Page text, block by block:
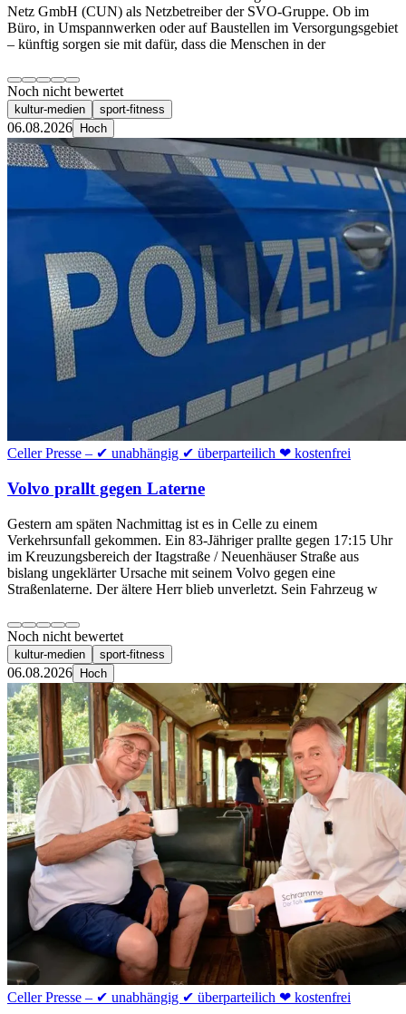
Netz GmbH (CUN) als Netzbetreiber der SVO-Gruppe. Ob im
Büro, in Umspannwerken oder auf Baustellen im Versorgungsgebiet
– künftig sorgen sie mit dafür, dass die Menschen in der
Noch nicht bewertet
kultur-medien sport-fitness
06.08.2026 Hoch
Celler Presse – ✔ unabhängig ✔ überparteilich ❤ kostenfrei
Volvo prallt gegen Laterne
Gestern am späten Nachmittag ist es in Celle zu einem
Verkehrsunfall gekommen. Ein 83-Jähriger prallte gegen 17:15 Uhr
im Kreuzungsbereich der Itagstraße / Neuenhäuser Straße aus
bislang ungeklärter Ursache mit seinem Volvo gegen eine
Straßenlaterne. Der ältere Herr blieb unverletzt. Sein Fahrzeug w
Noch nicht bewertet
kultur-medien sport-fitness
06.08.2026 Hoch
Celler Presse – ✔ unabhängig ✔ überparteilich ❤ kostenfrei